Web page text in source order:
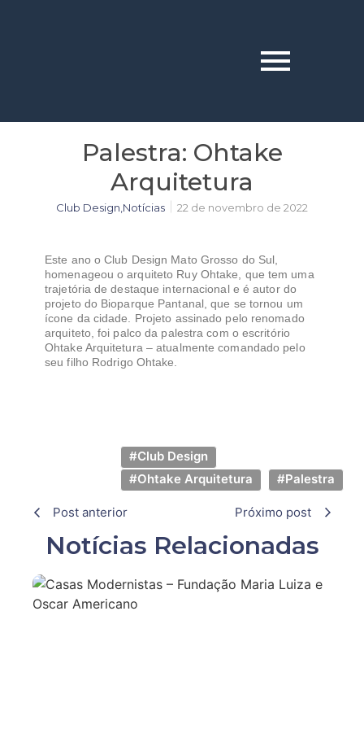
Palestra: Ohtake
Arquitetura
Club Design Notícias 22 de novembro de 2022
Este ano o Club Design Mato Grosso do Sul,
homenageou o arquiteto Ruy Ohtake, que tem uma
trajetória de destaque internacional e é autor do
projeto do Bioparque Pantanal, que se tornou um
ícone da cidade. Projeto assinado pelo renomado
arquiteto, foi palco da palestra com o escritório
Ohtake Arquitetura – atualmente comandado pelo
seu filho Rodrigo Ohtake.
#Club Design
#Ohtake Arquitetura
#Palestra
Post anterior Próximo post
Notícias Relacionadas